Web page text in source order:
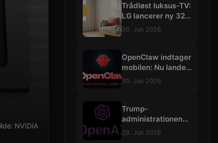
NVIDIA
Trådløst luksus-TV:
LG lancerer ny 32-
tommers
batteri
30. Jun 2026
OpenClaw indtager
mobilen: Nu lander
de selvstændige
30. Jun 2026
Trump-
administrationen
bremser
29. Jun 2026